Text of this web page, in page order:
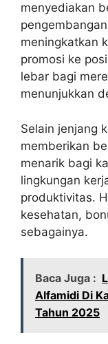
menyediakan
meningkatkan
promosi ke
lebar bagi
menunjukkan
Selain jenjang
memberikan
menarik bagi
lingkungan
produktivitas.
kesehatan,
sebagainya.
Baca Juga :
Alfamidi Di
Tahun 2025